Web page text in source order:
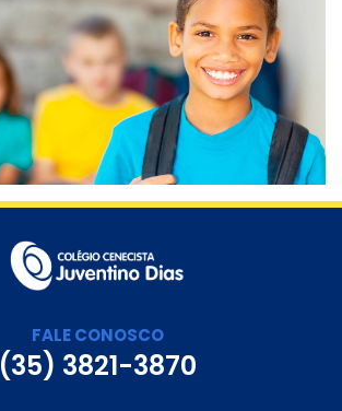
FALE CONOSCO
(35) 3821-3870